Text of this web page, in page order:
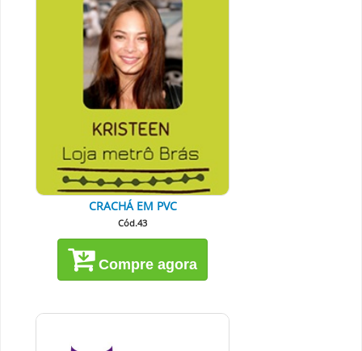
CRACHÁ EM PVC
Cód.43
Compre agora